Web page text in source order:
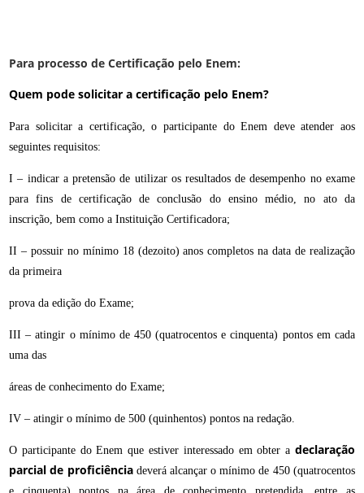
Para processo de Certificação pelo Enem:
Quem pode solicitar a certificação pelo Enem?
Para solicitar a certificação, o participante do Enem deve atender aos
seguintes requisitos:
I – indicar a pretensão de utilizar os resultados de desempenho no exame
para fins de certificação de conclusão do ensino médio, no ato da
inscrição, bem como a Instituição Certificadora;
II – possuir no mínimo 18 (dezoito) anos completos na data de realização
da primeira
prova da edição do Exame;
III – atingir o mínimo de 450 (quatrocentos e cinquenta) pontos em cada
uma das
áreas de conhecimento do Exame;
IV – atingir o mínimo de 500 (quinhentos) pontos na redação.
O participante do Enem que estiver interessado em obter a declaração
parcial de proficiência deverá alcançar o mínimo de 450 (quatrocentos